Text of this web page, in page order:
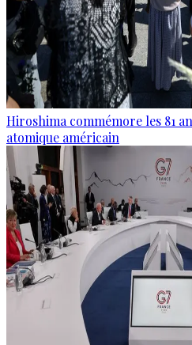
Hiroshima commémore les 81
atomique américain